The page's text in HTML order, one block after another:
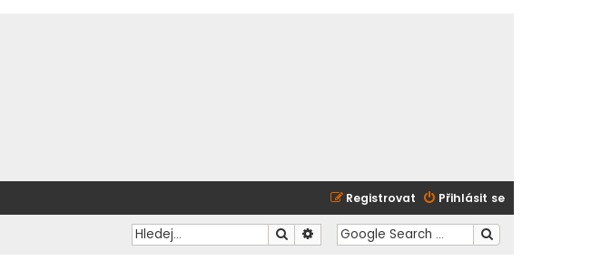
Přihlásit se
Registrovat
Hledat Pokročilé hledání